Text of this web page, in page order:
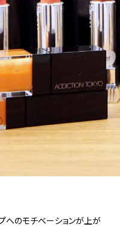
へのモチベーションが上が